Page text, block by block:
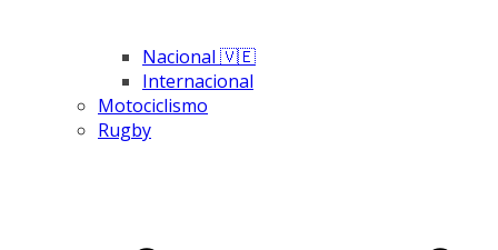
Nacional 🇻🇪
Internacional
Motociclismo
Rugby